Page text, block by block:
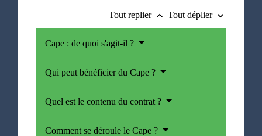
Tout replier keyboard_arrow_up Tout déplier keyboard_arrow_down
Cape : de quoi s'agit-il ?
Qui peut bénéficier du Cape ?
Quel est le contenu du contrat ?
Comment se déroule le Cape ?